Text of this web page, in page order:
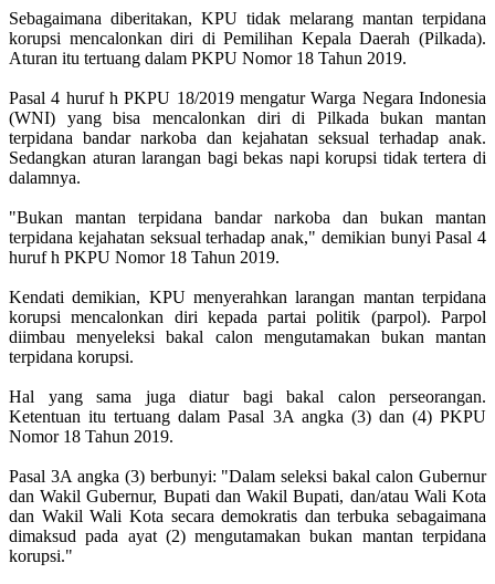
Sebagaimana diberitakan, KPU tidak melarang mantan terpidana
korupsi mencalonkan diri di Pemilihan Kepala Daerah (Pilkada).
Aturan itu tertuang dalam PKPU Nomor 18 Tahun 2019.
Pasal 4 huruf h PKPU 18/2019 mengatur Warga Negara Indonesia
(WNI) yang bisa mencalonkan diri di Pilkada bukan mantan
terpidana bandar narkoba dan kejahatan seksual terhadap anak.
Sedangkan aturan larangan bagi bekas napi korupsi tidak tertera di
dalamnya.
"Bukan mantan terpidana bandar narkoba dan bukan mantan
terpidana kejahatan seksual terhadap anak," demikian bunyi Pasal 4
huruf h PKPU Nomor 18 Tahun 2019.
Kendati demikian, KPU menyerahkan larangan mantan terpidana
korupsi mencalonkan diri kepada partai politik (parpol). Parpol
diimbau menyeleksi bakal calon mengutamakan bukan mantan
terpidana korupsi.
Hal yang sama juga diatur bagi bakal calon perseorangan.
Ketentuan itu tertuang dalam Pasal 3A angka (3) dan (4) PKPU
Nomor 18 Tahun 2019.
Pasal 3A angka (3) berbunyi: "Dalam seleksi bakal calon Gubernur
dan Wakil Gubernur, Bupati dan Wakil Bupati, dan/atau Wali Kota
dan Wakil Wali Kota secara demokratis dan terbuka sebagaimana
dimaksud pada ayat (2) mengutamakan bukan mantan terpidana
korupsi."